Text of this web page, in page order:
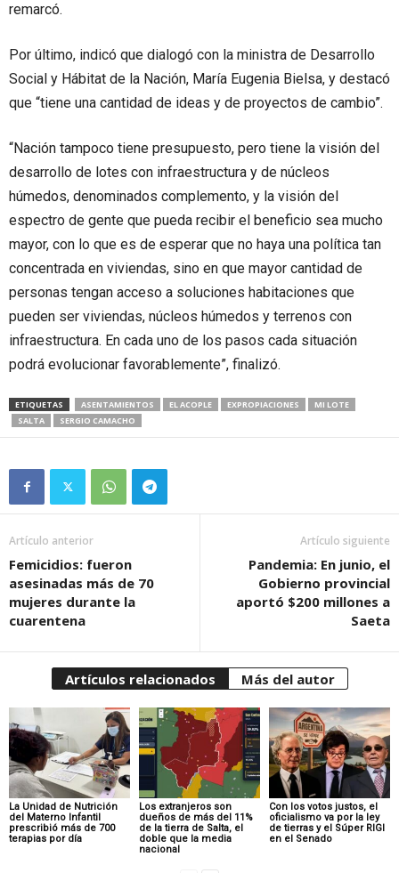
remarcó.
Por último, indicó que dialogó con la ministra de Desarrollo
Social y Hábitat de la Nación, María Eugenia Bielsa, y destacó
que “tiene una cantidad de ideas y de proyectos de cambio”.
“Nación tampoco tiene presupuesto, pero tiene la visión del
desarrollo de lotes con infraestructura y de núcleos
húmedos, denominados complemento, y la visión del
espectro de gente que pueda recibir el beneficio sea mucho
mayor, con lo que es de esperar que no haya una política tan
concentrada en viviendas, sino en que mayor cantidad de
personas tengan acceso a soluciones habitaciones que
pueden ser viviendas, núcleos húmedos y terrenos con
infraestructura. En cada uno de los pasos cada situación
podrá evolucionar favorablemente”, finalizó.
ETIQUETAS ASENTAMIENTOS EL ACOPLE EXPROPIACIONES
MI LOTE
SALTA
SERGIO CAMACHO
Artículo anterior
Femicidios: fueron
asesinadas más de 70
mujeres durante la
cuarentena
Artículo siguiente
Pandemia: En junio, el
Gobierno provincial
aportó $200 millones a
Saeta
Artículos relacionados Más del autor
La Unidad de Nutrición
del Materno Infantil
prescribió más de 700
terapias por día
Los extranjeros son
dueños de más del 11%
de la tierra de Salta, el
doble que la media
nacional
Con los votos justos, el
oficialismo va por la ley
de tierras y el Súper RIGI
en el Senado